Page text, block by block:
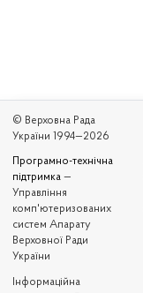
© Верховна Рада
України 1994—2026
Програмно-технічна
підтримка —
Управління
комп'ютеризованих
систем Апарату
Верховної Ради
України
Iнформаційна